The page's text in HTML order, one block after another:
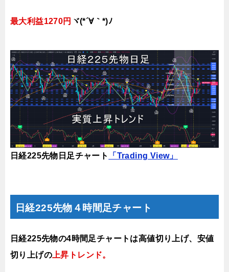
最大利益1270円 ヾ(*´∀｀*)ﾉ
日経225先物日足チャート 「Trading View」
日経225先物４時間足チャート
日経225先物の4時間足チャートは高値切り上げ、安値
切り上げの 上昇トレンド。